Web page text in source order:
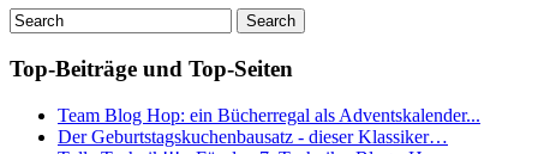
Top-Beiträge und Top-Seiten
Team Blog Hop: ein Bücherregal als Adventskalender...
Der Geburtstagskuchenbausatz - dieser Klassiker…